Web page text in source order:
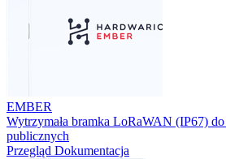
EMBER
Wytrzymała bramka LoRaWAN (IP67)
publicznych
Przegląd Dokumentacja